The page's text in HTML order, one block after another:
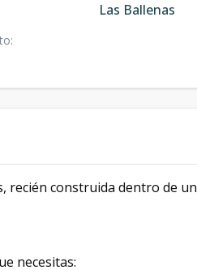
Las Ballenas
:
recién construida dentro de un
necesitas: